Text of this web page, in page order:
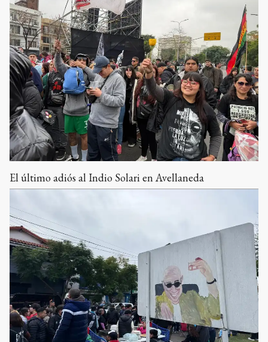
El último adiós al Indio Solari en Avellaneda